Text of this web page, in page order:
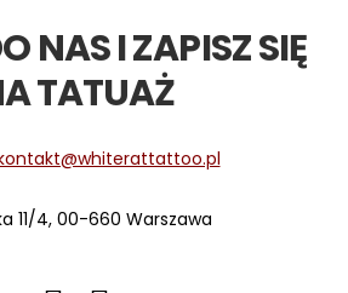
NAS I ZAPISZ SIĘ
TATUAŻ
11/4, 00-660 Warszawa